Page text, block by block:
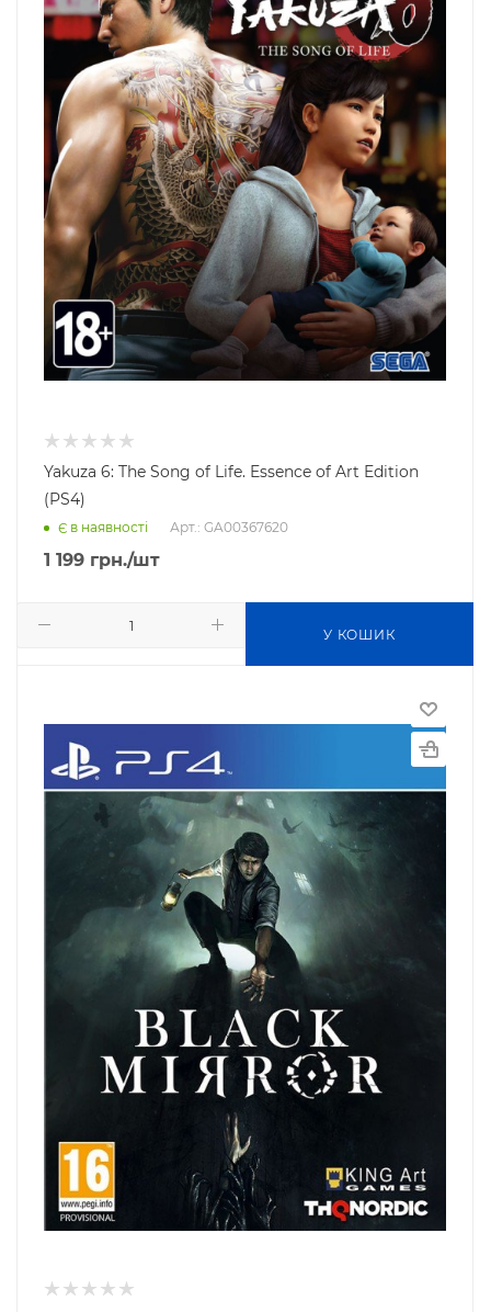
Yakuza 6: The Song of Life. Essence of Art Edition
(PS4)
Є в наявності Арт.: GA00367620
1 199 грн./шт
У КОШИК